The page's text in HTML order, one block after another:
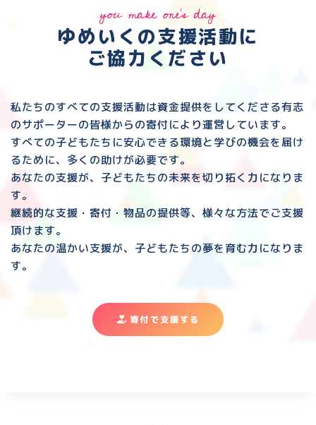
you make one's day
ゆめいくの支援活動に
ご協力ください
私たちのすべての支援活動は資金提供をしてくださる有志
のサポーターの皆様からの寄付により運営しています。
すべての子どもたちに安心できる環境と 学びの機会を届け
るために、多くの助けが必要です。
あなたの支援が、子どもたちの未来を切り拓く力になりま
す。
継続的な支援・寄付・物品の提供等、様々な方法でご支援
頂けます。
あなたの温かい支援が、子どもたちの夢を育む力になりま
す。
寄付で支援する